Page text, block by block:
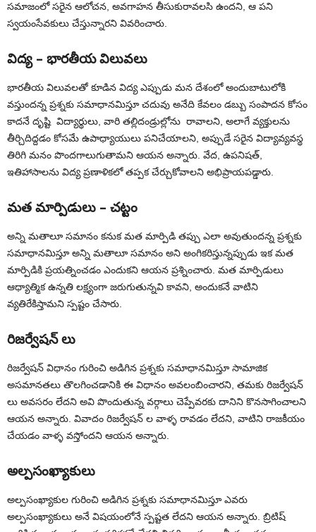
సమాజంలో సరైన ఆలోచన, అవగాహన తీసుకురావలసి ఉందని, ఆ పని
స్వయంసేవకులు చేస్తున్నారని వివరించారు.
విద్య – భారతీయ విలువలు
భారతీయ విలువలతో కూడిన విద్య ఎప్పుడు మన దేశంలో అందుబాటులోకి
వస్తుందన్న ప్రశ్నకు సమాధానమిస్తూ చదువు అనేది కేవలం డబ్బు సంపాదన కోసం
కాదనే దృష్టి విద్యార్థులు, వారి తల్లిదండ్రుల్లోను రావాలని, అలాగే వ్యక్తులను
తీర్చిదిద్దడం కోసమే ఉపాధ్యాయులు పనిచేయాలని, అప్పుడే సరైన విద్యావ్యవస్థ
తిరిగి మనం పొందగాలుగుతామని ఆయన అన్నారు. వేద, ఉపనిషత్,
ఇతిహాసాలను విద్య ప్రణాళికలో తప్పక చేర్చుకోవాలని అభిప్రాయపడ్డారు.
మత మార్పిడులు – చట్టం
అన్ని మతాలూ సమానం కనుక మత మార్పిడి తప్పు ఎలా అవుతుందన్న ప్రశ్నకు
సమాధానమిస్తూ అన్ని మతాలూ సమానం అని అంగికరిస్తున్నప్పుడు ఇక మత
మార్పిడికి ప్రయత్నించడం ఎందుకని ఆయన ప్రశ్నించారు. మత మార్పిడులు
ఆధ్యాత్మిక ఉన్నతి లక్ష్యంగా జరుగుతున్నవి కావని, అందుకనే వాటిని
వ్యతిరేకిస్తామని స్పష్టం చేసారు.
రిజర్వేషన్ లు
రిజర్వేషన్ విధానం గురించి అడిగిన ప్రశ్నకు సమాధానమిస్తూ సామాజిక
అసమానతలు తొలగించడానికి ఈ విధానం అవలంబించారని, తమకు రిజర్వేషన్
లు అవసరం లేదని అవి పొందుతున్న వర్గాలు చెప్పేవరకు దానిని కొనసాగించాలని
ఆయన అన్నారు. వివాదం రిజర్వేషన్ ల వాళ్ళ రావడం లేదని, వాటిని రాజకీయం
చేయడం వాళ్ళ వస్తోందని ఆయన అన్నారు.
అల్పసంఖ్యాకులు
అల్పసంఖ్యాకుల గురించి అడిగిన ప్రశ్నకు సమాధానమిస్తూ ఎవరు
అల్పసంఖ్యాకులు అనే విషయంలోనే స్పష్టత లేదని ఆయన అన్నారు. బ్రిటిష్